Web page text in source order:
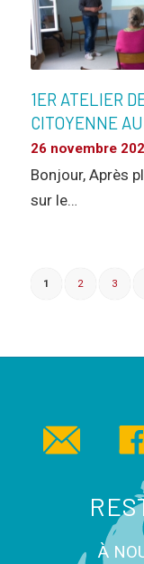
1ER ATELIER
CITOYENNE
26 novembre
Bonjour, Après
sur le…
1 2 3
À